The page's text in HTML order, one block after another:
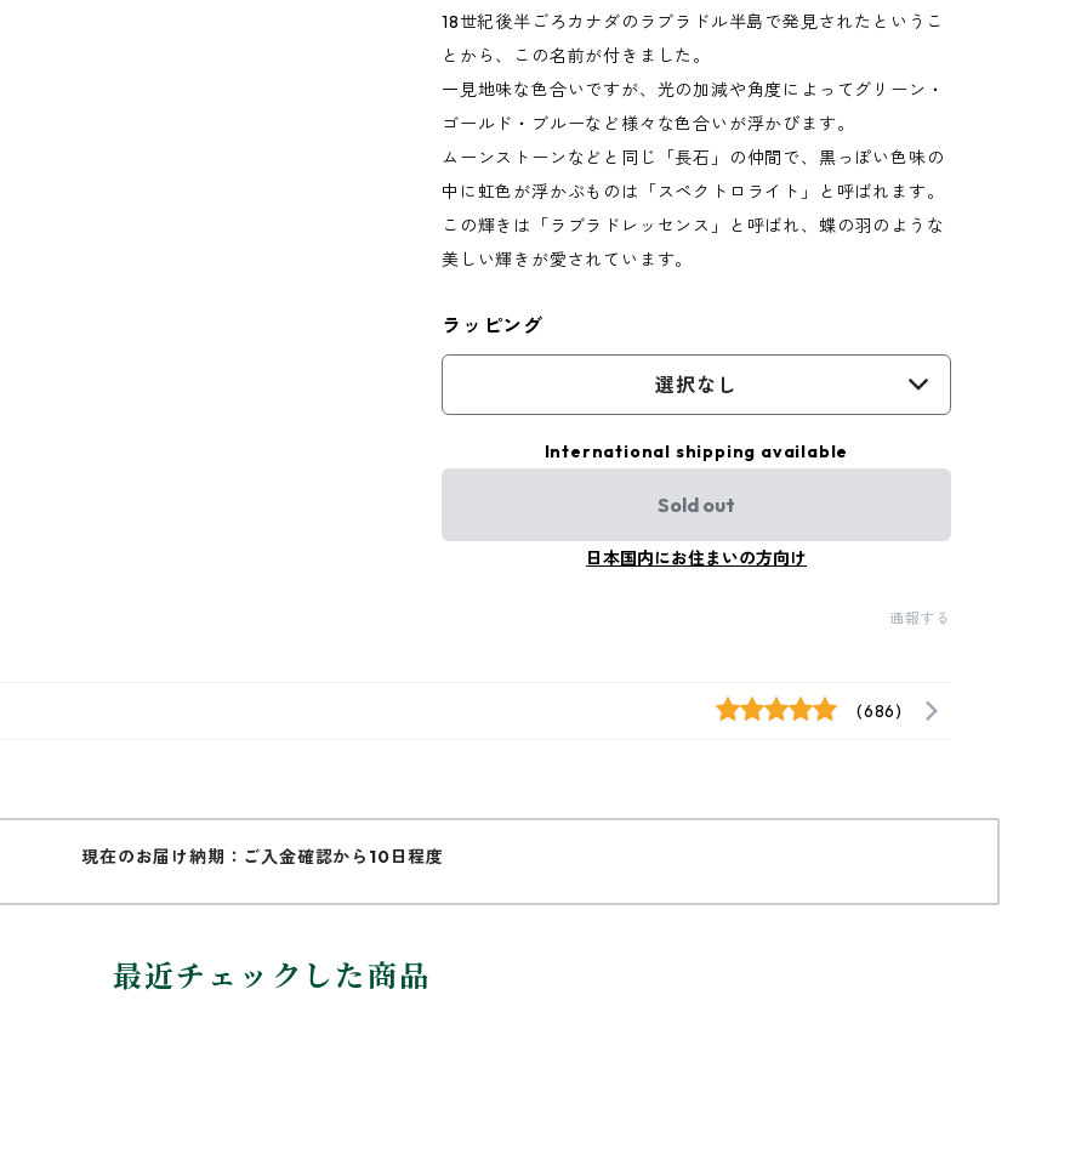
18世紀後半ごろカナダのラブラドル半島で発見されたというこ
とから、この名前が付きました。
一見地味な色合いですが、光の加減や角度によってグリーン・
ゴールド・ブルーなど様々な色合いが浮かびます。
ムーンストーンなどと同じ「長石」の仲間で、黒っぽい色味の
中に虹色が浮かぶものは「スペクトロライト」と呼ばれます。
この輝きは「ラブラドレッセンス」と呼ばれ、蝶の羽のような
美しい輝きが愛されています。
ラッピング
選択なし
International shipping available
Sold out
日本国内にお住まいの方向け
通報する
(686)
現在のお届け納期：ご入金確認から10日程度
最近チェックした商品